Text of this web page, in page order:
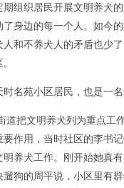
期组织居民开展文明养犬
身边的每一个人。如今
人和不养犬人的矛盾也少
时名苑小区居民，也是一名
道把文明养犬列为重点工
要作用，当时社区的李书
明养犬工作。刚开始她真
狗的周平说，小区里有